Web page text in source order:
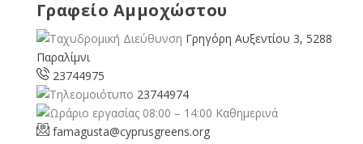
Γραφείο Αμμοχώστου
Γρηγόρη Αυξεντίου 3, 5288
Παραλίμνι
23744975
23744974
08:00 – 14:00 Καθημερινά
famagusta@cyprusgreens.org